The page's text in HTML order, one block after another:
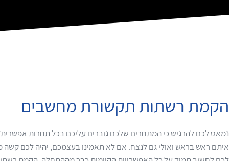
הקמת רשתות תקשורת מחשבים
נמאס לכם להרגיש כי המתחרים שלכם גוברים עליכם בכל תחרות
איתם ראש בראש ואולי גם לנצח. אם לא תאמינו בעצמכם, יהיה לכם קשה